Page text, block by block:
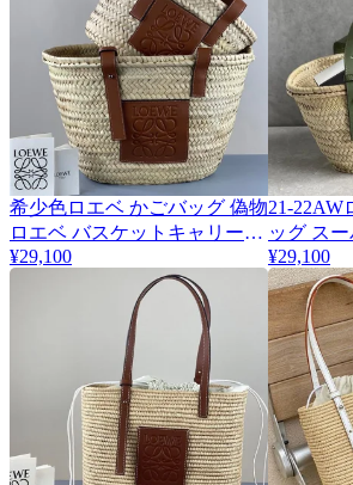
希少色ロエベ かごバッグ 偽物
ロエベ バスケットキャリーバ
ッグ スモール loo95003
¥29,100
21-22AW
ッグ ス
葉&amp;
¥29,100